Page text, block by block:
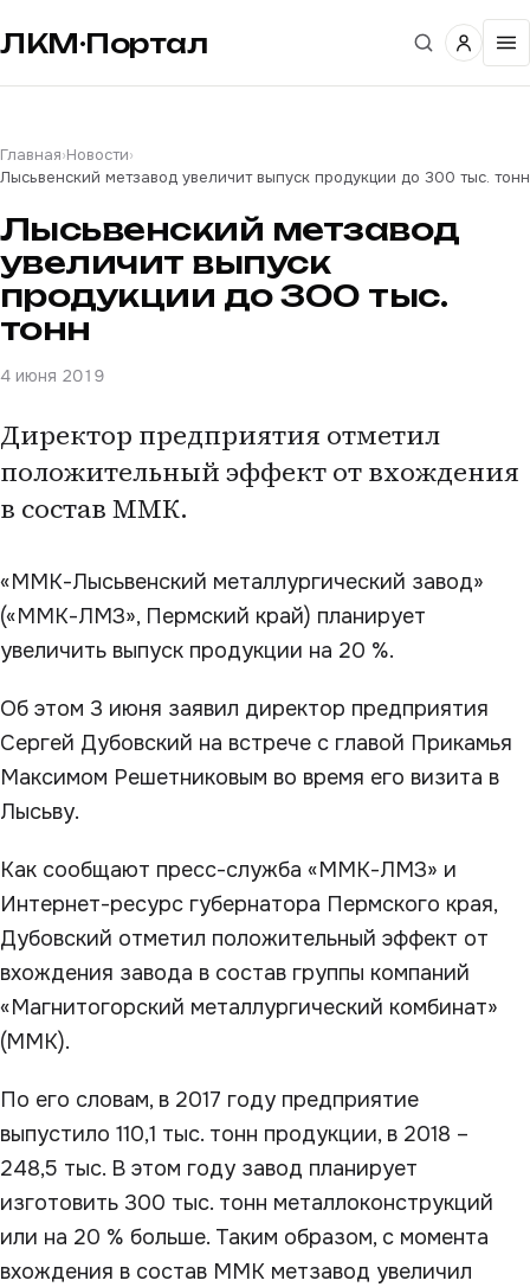
ЛКМ·Портал
Главная›Новости›
Лысьвенский метзавод увеличит выпуск продукции до 300 тыс. тонн
Лысьвенский метзавод
увеличит выпуск
продукции до 300 тыс.
тонн
4 июня 2019
Директор предприятия отметил
положительный эффект от вхождения
в состав ММК.
«ММК-Лысьвенский металлургический завод»
(«ММК-ЛМЗ», Пермский край) планирует
увеличить выпуск продукции на 20 %.
Об этом 3 июня заявил директор предприятия
Сергей Дубовский на встрече с главой Прикамья
Максимом Решетниковым во время его визита в
Лысьву.
Как сообщают пресс-служба «ММК-ЛМЗ» и
Интернет-ресурс губернатора Пермского края,
Дубовский отметил положительный эффект от
вхождения завода в состав группы компаний
«Магнитогорский металлургический комбинат»
(ММК).
По его словам, в 2017 году предприятие
выпустило 110,1 тыс. тонн продукции, в 2018 –
248,5 тыс. В этом году завод планирует
изготовить 300 тыс. тонн металлоконструкций
или на 20 % больше. Таким образом, с момента
вхождения в состав ММК метзавод увеличил